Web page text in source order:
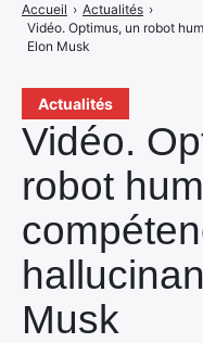
Actualités
Vidéo.
robot
Musk
Accueil › Actualités ›
Vidéo. Optimus, un robot
Elon Musk